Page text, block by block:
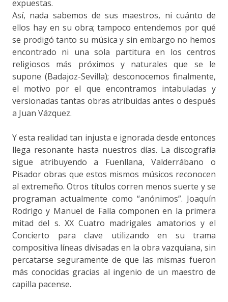
expuestas.
Así, nada sabemos de sus maestros, ni cuánto de
ellos hay en su obra; tampoco entendemos por qué
se prodigó tanto su música y sin embargo no hemos
encontrado ni una sola partitura en los centros
religiosos más próximos y naturales que se le
supone (Badajoz-Sevilla); desconocemos finalmente,
el motivo por el que encontramos intabuladas y
versionadas tantas obras atribuidas antes o después
a Juan Vázquez.
Y esta realidad tan injusta e ignorada desde entonces
llega resonante hasta nuestros días. La discografía
sigue atribuyendo a Fuenllana, Valderrábano o
Pisador obras que estos mismos músicos reconocen
al extremeño. Otros títulos corren menos suerte y se
programan actualmente como “anónimos”. Joaquín
Rodrigo y Manuel de Falla componen en la primera
mitad del s. XX Cuatro madrigales amatorios y el
Concierto para clave utilizando en su trama
compositiva líneas divisadas en la obra vazquiana, sin
percatarse seguramente de que las mismas fueron
más conocidas gracias al ingenio de un maestro de
capilla pacense.